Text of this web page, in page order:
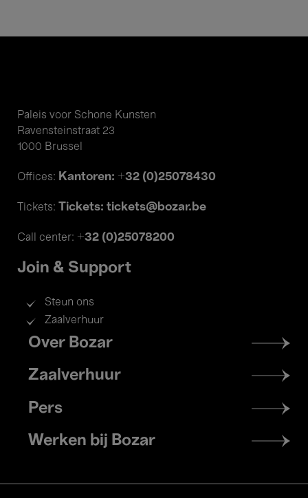
Paleis voor Schone Kunsten
Ravensteinstraat 23
1000 Brussel
Offices: Kantoren: +32 (0)25078430
Tickets: Tickets: tickets@bozar.be
Call center: +32 (0)25078200
Join & Support
Steun ons
Zaalverhuur
Footer
menu
Over Bozar
Zaalverhuur
Pers
Werken bij Bozar